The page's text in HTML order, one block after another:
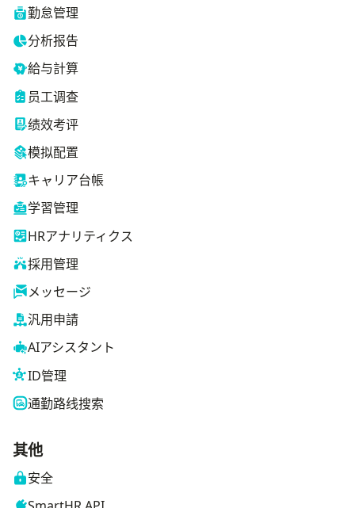
勤怠管理
分析报告
給与計算
员工调查
绩效考评
模拟配置
キャリア台帳
学習管理
HRアナリティクス
採用管理
メッセージ
汎用申請
AIアシスタント
ID管理
通勤路线搜索
其他
安全